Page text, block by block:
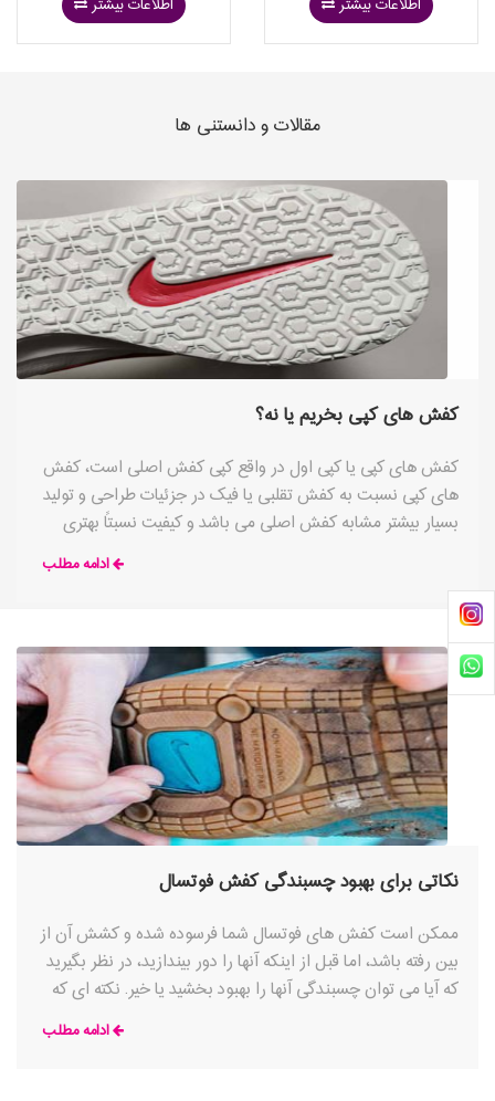
اطلاعات بیشتر اطلاعات بیشتر
مقالات و دانستنی ها
کفش های کپی بخریم یا نه؟
کفش های کپی یا کپی اول در واقع کپی کفش اصلی است، کفش
های کپی نسبت به کفش تقلبی یا فیک در جزئیات طراحی و تولید
بسیار بیشتر مشابه کفش اصلی می باشد و کیفیت نسبتاً بهتری
ادامه مطلب
نکاتی برای بهبود چسبندگی کفش فوتسال
ممکن است کفش های فوتسال شما فرسوده شده و کشش آن از
بین رفته باشد، اما قبل از اینکه آنها را دور بیندازید، در نظر بگیرید
که آیا می توان چسبندگی آنها را بهبود بخشید یا خیر. نکته ای که
در مورد یک زمین سالنی باید بدانید این است که گرد و غبار و
کثیفی بسیاری در آن ایجاد می شود که چسبندگی کفش فوتسال
ادامه مطلب